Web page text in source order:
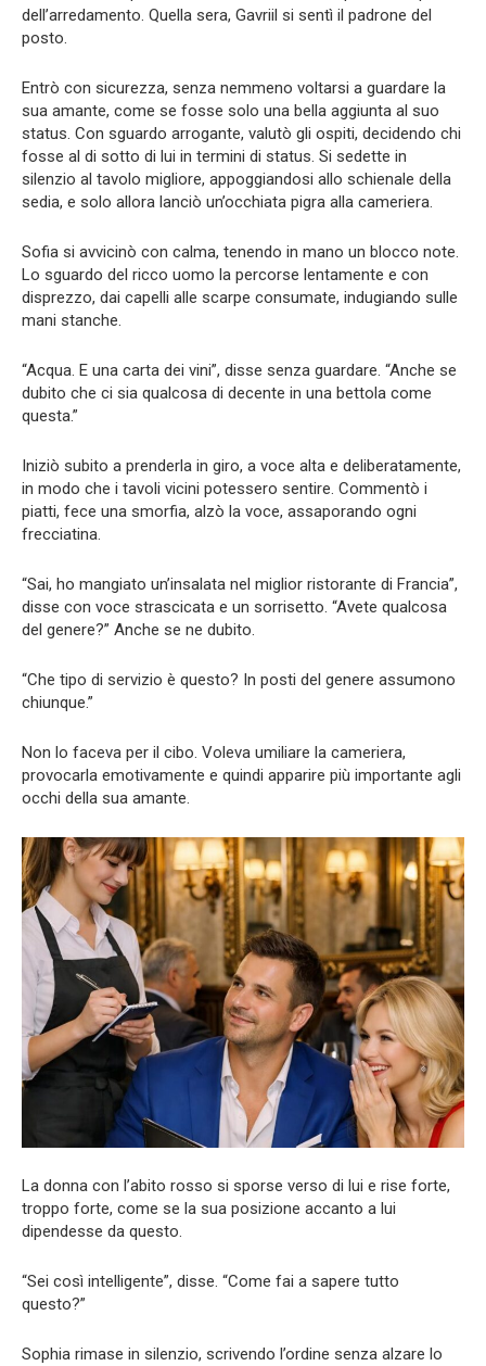
dell’arredamento. Quella sera, Gavriil si sentì il padrone del
posto.
Entrò con sicurezza, senza nemmeno voltarsi a guardare la
sua amante, come se fosse solo una bella aggiunta al suo
status. Con sguardo arrogante, valutò gli ospiti, decidendo chi
fosse al di sotto di lui in termini di status. Si sedette in
silenzio al tavolo migliore, appoggiandosi allo schienale della
sedia, e solo allora lanciò un’occhiata pigra alla cameriera.
Sofia si avvicinò con calma, tenendo in mano un blocco note.
Lo sguardo del ricco uomo la percorse lentamente e con
disprezzo, dai capelli alle scarpe consumate, indugiando sulle
mani stanche.
“Acqua. E una carta dei vini”, disse senza guardare. “Anche se
dubito che ci sia qualcosa di decente in una bettola come
questa.”
Iniziò subito a prenderla in giro, a voce alta e deliberatamente,
in modo che i tavoli vicini potessero sentire. Commentò i
piatti, fece una smorfia, alzò la voce, assaporando ogni
frecciatina.
“Sai, ho mangiato un’insalata nel miglior ristorante di Francia”,
disse con voce strascicata e un sorrisetto. “Avete qualcosa
del genere?” Anche se ne dubito.
“Che tipo di servizio è questo? In posti del genere assumono
chiunque.”
Non lo faceva per il cibo. Voleva umiliare la cameriera,
provocarla emotivamente e quindi apparire più importante agli
occhi della sua amante.
La donna con l’abito rosso si sporse verso di lui e rise forte,
troppo forte, come se la sua posizione accanto a lui
dipendesse da questo.
“Sei così intelligente”, disse. “Come fai a sapere tutto
questo?”
Sophia rimase in silenzio, scrivendo l’ordine senza alzare lo